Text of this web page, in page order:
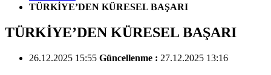
TÜRKİYE’DEN KÜRESEL BAŞARI
TÜRKİYE’DEN KÜRESEL BAŞARI
26.12.2025 15:55 Güncellenme : 27.12.2025 13:16